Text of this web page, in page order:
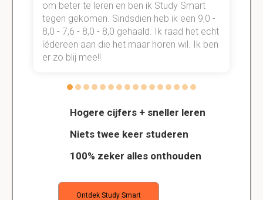
Hogere cijfers + sneller leren
Niets twee keer studeren
100% zeker alles onthouden
Ontdek Study Smart
om beter te leren en ben ik Study Smart
tegen gekomen. Sindsdien heb ik een 9,0 -
8,0 - 7,6 - 8,0 - 8,0 gehaald. Ik raad het echt
íédereen aan die het maar horen wil. Ik ben
er zo blij mee!!